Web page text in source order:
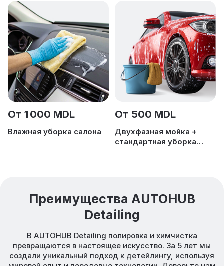
От 1 000 MDL
Влажная уборка салона
От 500 MDL
Двухфазная мойка +
стандартная уборка
Преимущества AUTOHUB
Detailing
В AUTOHUB Detailing полировка и химчистка
превращаются в настоящее искусство. За 5 лет мы
создали уникальный подход к детейлингу, используя